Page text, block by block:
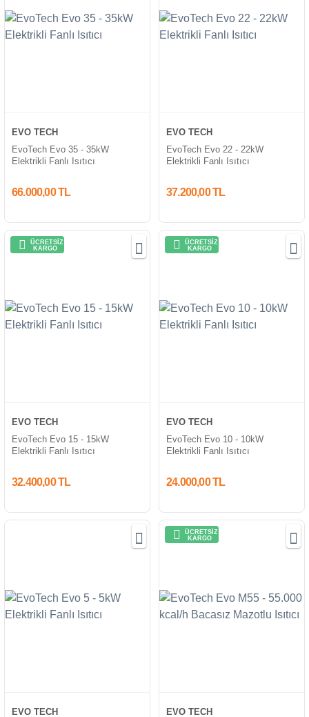
EVO TECH
EvoTech Evo 35 - 35kW
Elektrikli Fanlı Isıtıcı
66.000,00 TL
EVO TECH
EvoTech Evo 22 - 22kW
Elektrikli Fanlı Isıtıcı
37.200,00 TL
ÜCRETSİZ
KARGO
EVO TECH
EvoTech Evo 15 - 15kW
Elektrikli Fanlı Isıtıcı
32.400,00 TL
ÜCRETSİZ
KARGO
EVO TECH
EvoTech Evo 10 - 10kW
Elektrikli Fanlı Isıtıcı
24.000,00 TL
EVO TECH
ÜCRETSİZ
KARGO
EVO TECH